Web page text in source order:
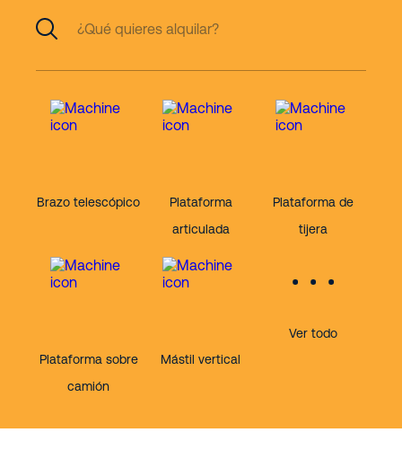
Brazo telescópico
Plataforma
articulada
Plataforma de
tijera
Plataforma sobre
camión
Mástil vertical
Ver todo